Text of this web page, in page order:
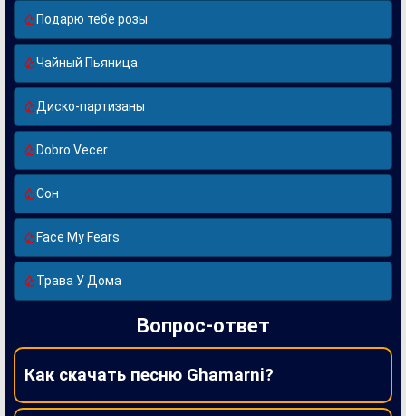
Подарю тебе розы
Чайный Пьяница
Диско-партизаны
Dobro Vecer
Сон
Face My Fears
Трава У Дома
Вопрос-ответ
Как скачать песню Ghamarni?